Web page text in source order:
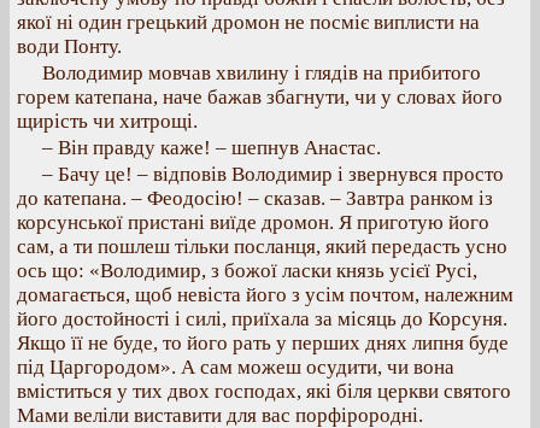
якої ні один грецький дромон не посміє виплисти на
води Понту.
Володимир мовчав хвилину і глядів на прибитого
горем катепана, наче бажав збагнути, чи у словах його
щирість чи хитрощі.
– Він правду каже! – шепнув Анастас.
– Бачу це! – відповів Володимир і звернувся просто
до катепана. – Феодосію! – сказав. – Завтра ранком із
корсунської пристані виїде дромон. Я приготую його
сам, а ти пошлеш тільки посланця, який передасть усно
ось що: «Володимир, з божої ласки князь усієї Русі,
домагається, щоб невіста його з усім почтом, належним
його достойності і силі, приїхала за місяць до Корсуня.
Якщо її не буде, то його рать у перших днях липня буде
під Царгородом». А сам можеш осудити, чи вона
вміститься у тих двох господах, які біля церкви святого
Мами веліли виставити для вас порфірородні.